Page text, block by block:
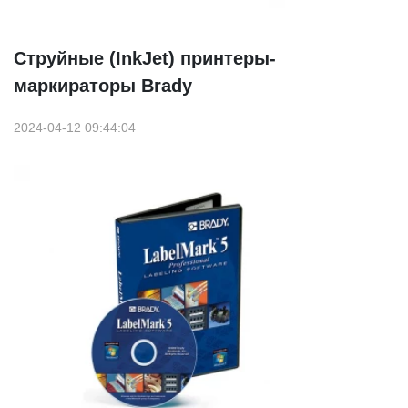
Струйные (InkJet) принтеры-
маркираторы Brady
2024-04-12 09:44:04